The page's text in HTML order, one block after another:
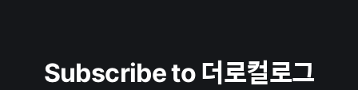
Subscribe to 더로컬로그